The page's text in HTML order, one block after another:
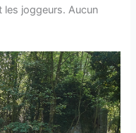
les joggeurs. Aucun